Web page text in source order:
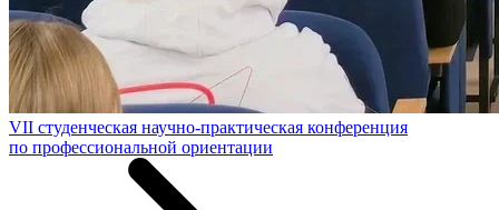
VII студенческая научно-практическая конференция
по профессиональной ориентации